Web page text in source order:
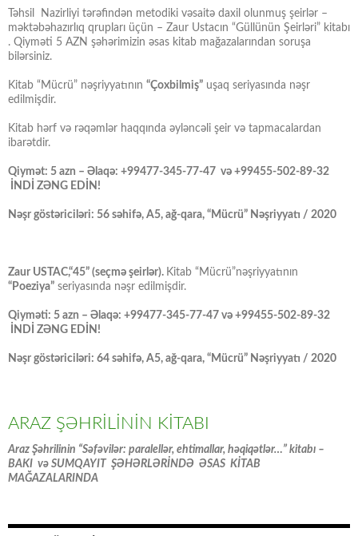
Təhsil Nazirliyi tərəfindən metodiki vəsaitə daxil olunmuş şeirlər –
məktəbəhazırlıq qrupları üçün – Zaur Ustacın “Güllünün Şeirləri” kitabı
. Qiyməti 5 AZN şəhərimizin əsas kitab mağazalarından soruşa
bilərsiniz.
Kitab “Mücrü” nəşriyyatının “Çoxbilmiş” uşaq seriyasında nəşr
edilmişdir.
Kitab hərf və rəqəmlər haqqında əyləncəli şeir və tapmacalardan
ibarətdir.
Qiymət: 5 azn – Əlaqə: +99477-345-77-47 və +99455-502-89-32
İNDİ ZƏNG EDİN!
Nəşr göstəriciləri: 56 səhifə, A5, ağ-qara, “Mücrü” Nəşriyyatı / 2020
Zaur USTAC,“45” (seçmə şeirlər). Kitab “Mücrü”nəşriyyatının
“Poeziya” seriyasında nəşr edilmişdir.
Qiyməti: 5 azn – Əlaqə: +99477-345-77-47 və +99455-502-89-32
İNDİ ZƏNG EDİN!
Nəşr göstəriciləri: 64 səhifə, A5, ağ-qara, “Mücrü” Nəşriyyatı / 2020
ARAZ ŞƏHRİLİNİN KİTABI
Araz Şəhrilinin “Səfəvilər: paralellər, ehtimallar, həqiqətlər…” kitabı –
BAKI və SUMQAYIT ŞƏHƏRLƏRİNDƏ ƏSAS KİTAB
MAĞAZALARINDA